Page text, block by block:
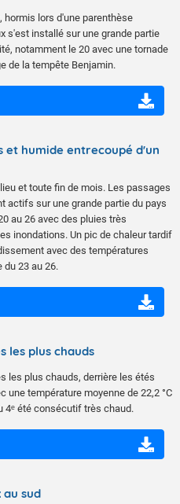
hormis lors d'une parenthèse
s'est installé sur une grande partie
notamment le 20 avec une tornade
de la tempête Benjamin.
et humide entrecoupé d'un
et toute fin de mois. Les passages
actifs sur une grande partie du pays
au 26 avec des pluies très
inondations. Un pic de chaleur tardif
avec des températures
23 au 26.
les plus chauds
les plus chauds, derrière les étés
une température moyenne de 22,2 °C
4ᵉ été consécutif très chaud.
au sud